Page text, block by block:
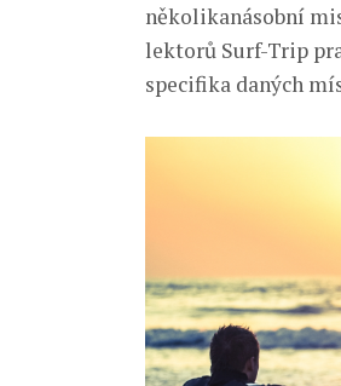
několikanásobní
lektorů Surf-Trip
specifika daných